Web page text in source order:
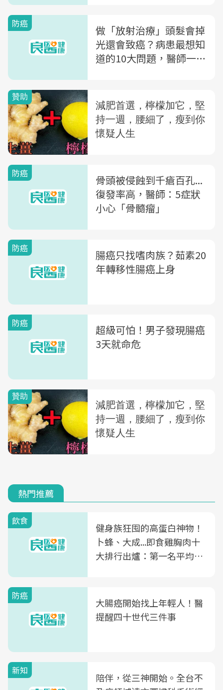
防癌
做「放射治療」頭髮會掉
光還會致癌？病患最想知
道的10大問題，醫師一次
防癌
骨頭被侵蝕到千瘡百孔...
復發率高，醫師：5症狀
小心「骨髓瘤」
防癌
腸癌只找嗜肉族？茹素20
年轉移性腸癌上身
防癌
超級可怕！男子發現腸癌
3天就命危
熱門推薦
飲食
健身族狂囤的高蛋白神物！
卜蜂、大成...即食雞胸肉十
大排行出爐：第一名平均一
防癌
大腸癌開始找上年輕人！醫
提醒四十世代三件事
新知
陪伴，從三神開始。全台不